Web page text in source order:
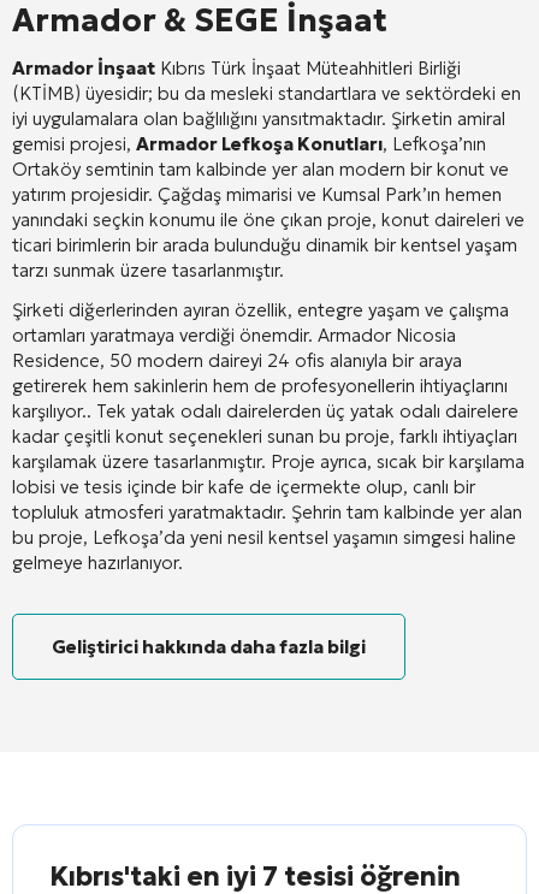
Armador & SEGE İnşaat
Armador İnşaat Kıbrıs Türk İnşaat Müteahhitleri Birliği
(KTİMB) üyesidir; bu da mesleki standartlara ve sektördeki en
iyi uygulamalara olan bağlılığını yansıtmaktadır. Şirketin amiral
gemisi projesi, Armador Lefkoşa Konutları, Lefkoşa’nın
Ortaköy semtinin tam kalbinde yer alan modern bir konut ve
yatırım projesidir. Çağdaş mimarisi ve Kumsal Park’ın hemen
yanındaki seçkin konumu ile öne çıkan proje, konut daireleri ve
ticari birimlerin bir arada bulunduğu dinamik bir kentsel yaşam
tarzı sunmak üzere tasarlanmıştır.
Şirketi diğerlerinden ayıran özellik, entegre yaşam ve çalışma
ortamları yaratmaya verdiği önemdir. Armador Nicosia
Residence, 50 modern daireyi 24 ofis alanıyla bir araya
getirerek hem sakinlerin hem de profesyonellerin ihtiyaçlarını
karşılıyor.. Tek yatak odalı dairelerden üç yatak odalı dairelere
kadar çeşitli konut seçenekleri sunan bu proje, farklı ihtiyaçları
karşılamak üzere tasarlanmıştır. Proje ayrıca, sıcak bir karşılama
lobisi ve tesis içinde bir kafe de içermekte olup, canlı bir
topluluk atmosferi yaratmaktadır. Şehrin tam kalbinde yer alan
bu proje, Lefkoşa’da yeni nesil kentsel yaşamın simgesi haline
gelmeye hazırlanıyor.
Geliştirici hakkında daha fazla bilgi
Kıbrıs'taki en iyi 7 tesisi öğrenin